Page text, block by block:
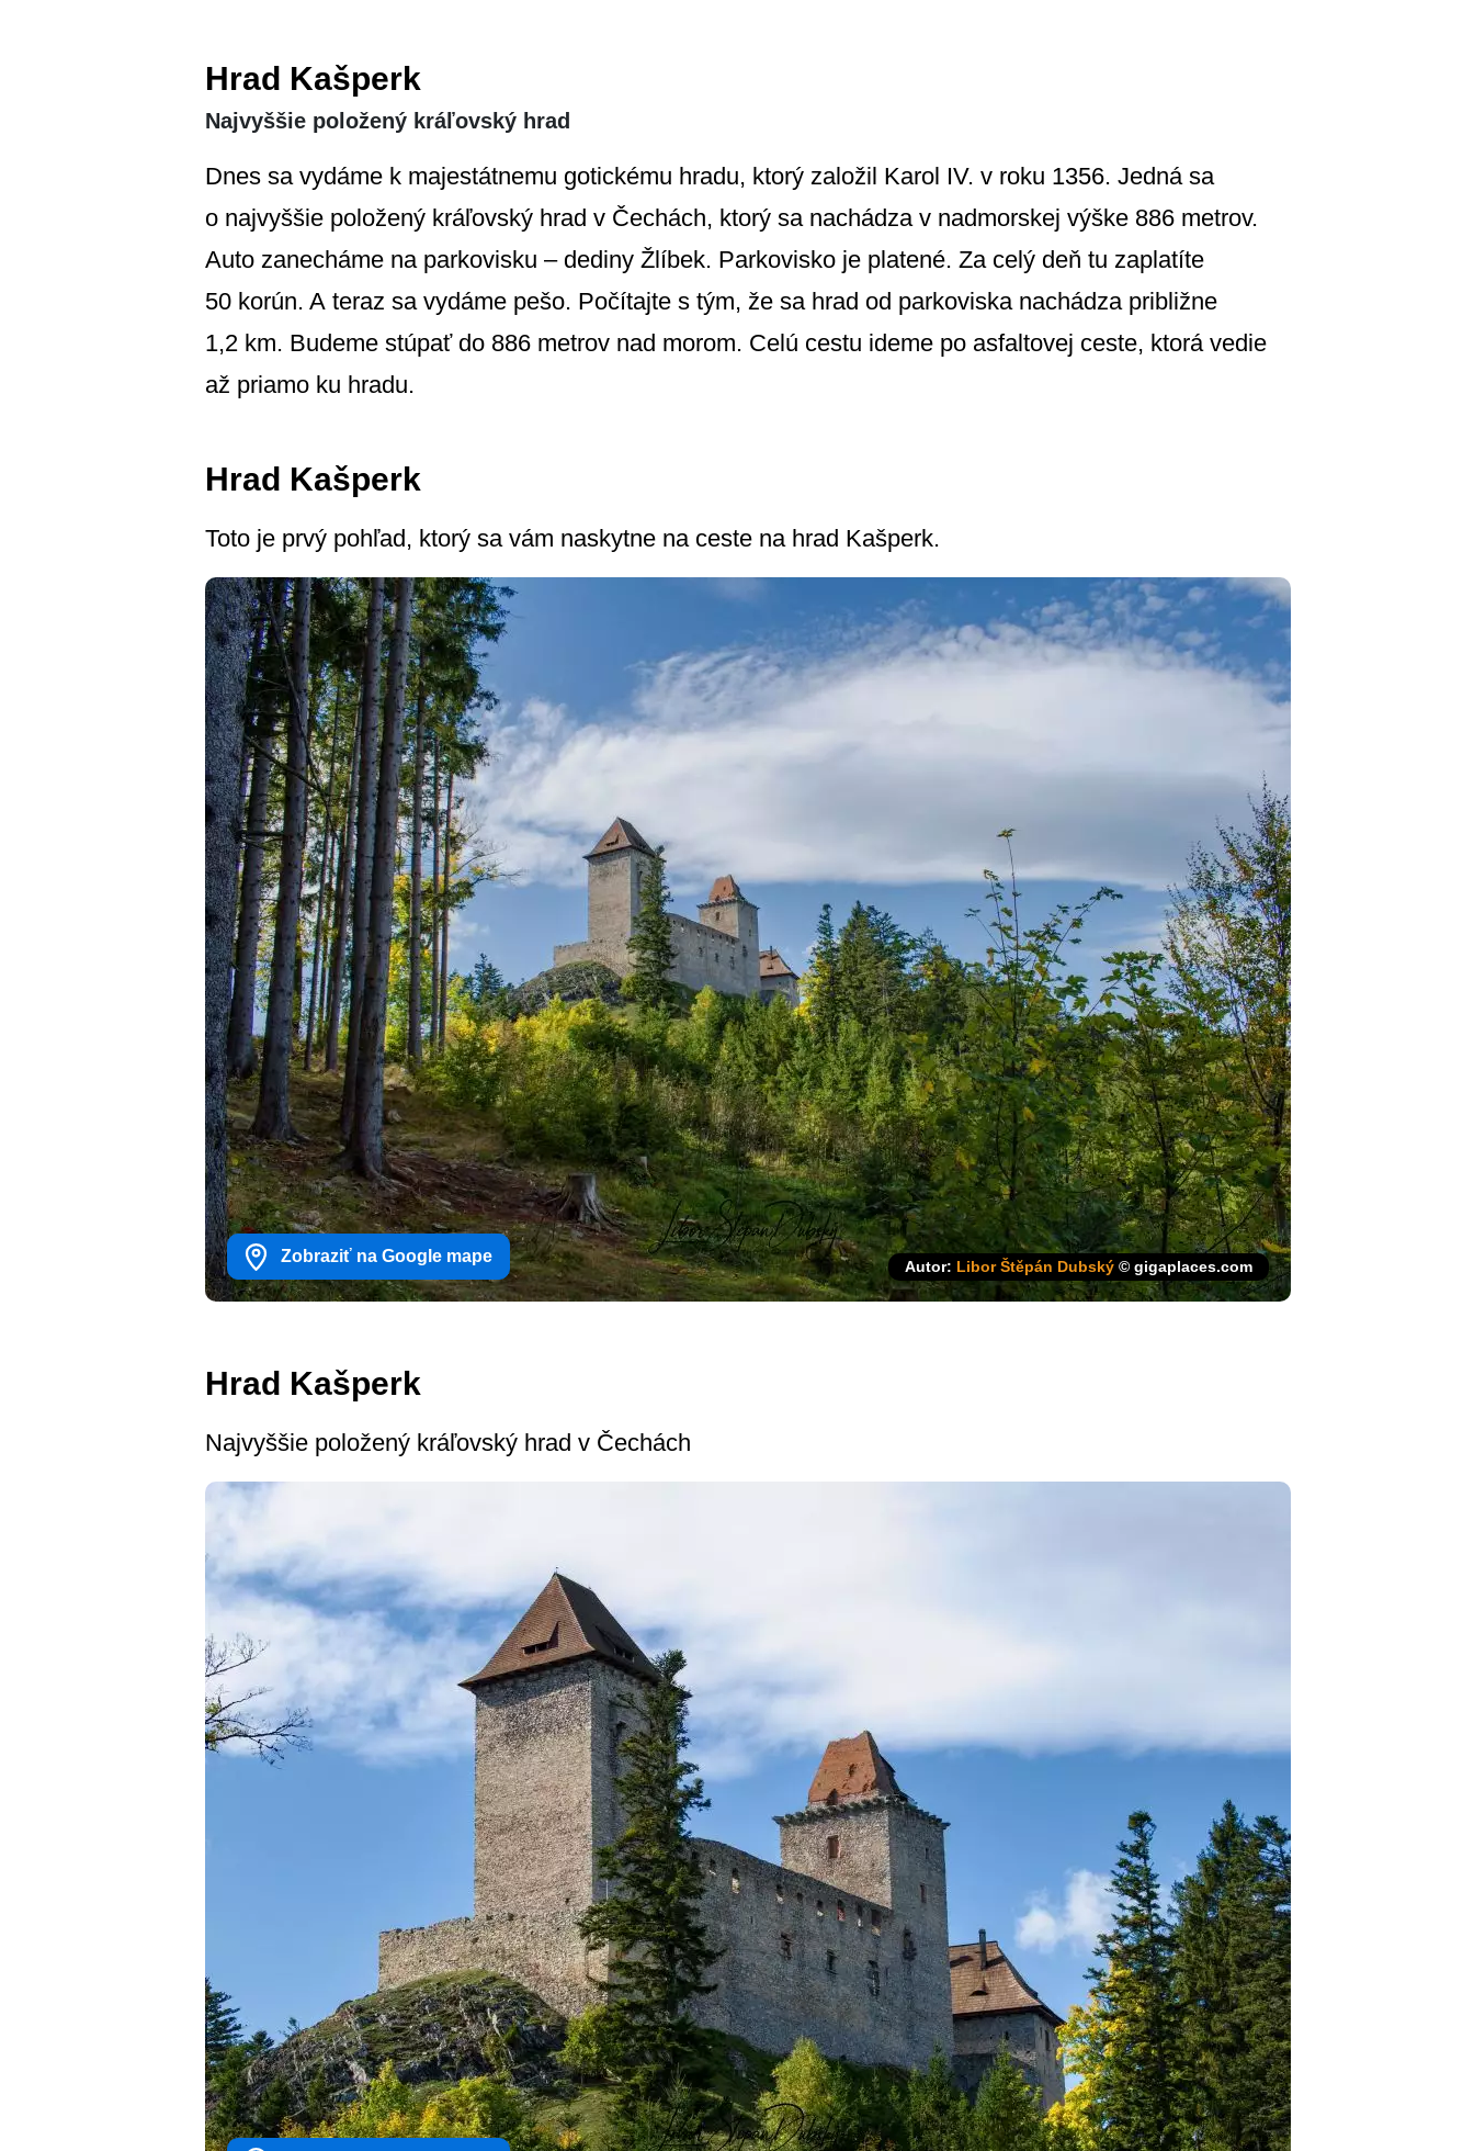
Hrad Kašperk
Najvyššie položený kráľovský hrad
Dnes sa vydáme k majestátnemu gotickému hradu, ktorý založil Karol IV. v roku 1356. Jedná sa
o najvyššie položený kráľovský hrad v Čechách, ktorý sa nachádza v nadmorskej výške 886 metrov.
Auto zanecháme na parkovisku – dediny Žlíbek. Parkovisko je platené. Za celý deň tu zaplatíte
50 korún. A teraz sa vydáme pešo. Počítajte s tým, že sa hrad od parkoviska nachádza približne
1,2 km. Budeme stúpať do 886 metrov nad morom. Celú cestu ideme po asfaltovej ceste, ktorá vedie
až priamo ku hradu.
Hrad Kašperk
Toto je prvý pohľad, ktorý sa vám naskytne na ceste na hrad Kašperk.
Zobraziť na Google mape
Autor: Libor Štěpán Dubský © gigaplaces.com
Hrad Kašperk
Najvyššie položený kráľovský hrad v Čechách